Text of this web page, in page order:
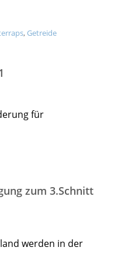
, Getreide
für
zum 3.Schnitt
werden in der